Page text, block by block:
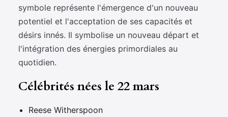
symbole représente l'émergence d'un nouveau
potentiel et l'acceptation de ses capacités et
désirs innés. Il symbolise un nouveau départ et
l'intégration des énergies primordiales au
quotidien.
Célébrités nées le 22 mars
Reese Witherspoon